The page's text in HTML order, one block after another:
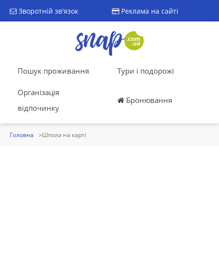
Зворотній зв'язок Реклама на сайті
Пошук проживання Тури і подорожі
Організація
відпочинку
Бронювання
Головна Шпола на карті